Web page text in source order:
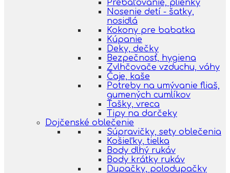
Prebaľovanie, plienky
Nosenie detí - šatky,
nosidlá
Kokony pre babatka
Kúpanie
Deky, dečky
Bezpečnosť, hygiena
Zvlhčovače vzduchu, váhy
Čaje, kaše
Potreby na umývanie fliaš,
gumených cumlíkov
Tašky, vreca
Tipy na darčeky
Dojčenské oblečenie
Súpravičky, sety oblečenia
Košieľky, tielka
Body dlhý rukáv
Body krátky rukáv
Dupačky, polodupačky